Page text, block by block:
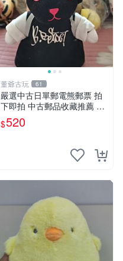
董爺古玩 61
嚴選中古日單郵電熊郵票 拍
下即拍 中古郵品收藏推薦 郵
票 郵電熊 日本
$520